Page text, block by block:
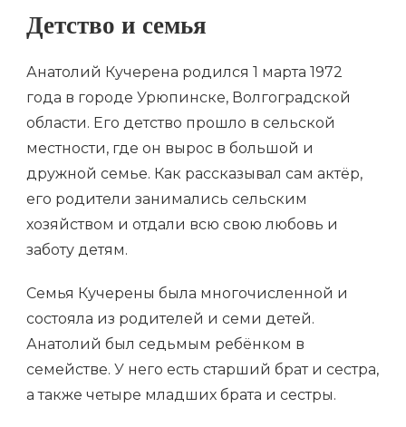
Детство и семья
Анатолий Кучерена родился 1 марта 1972
года в городе Урюпинске, Волгоградской
области. Его детство прошло в сельской
местности, где он вырос в большой и
дружной семье. Как рассказывал сам актёр,
его родители занимались сельским
хозяйством и отдали всю свою любовь и
заботу детям.
Семья Кучерены была многочисленной и
состояла из родителей и семи детей.
Анатолий был седьмым ребёнком в
семействе. У него есть старший брат и сестра,
а также четыре младших брата и сестры.